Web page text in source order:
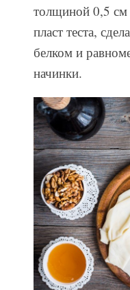
толщиной 0,5
пласт теста,
белком и
начинки.